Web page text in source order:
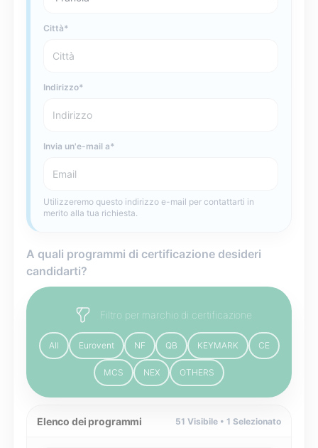
Città
Indirizzo
Invia un'e-mail a
Utilizzeremo questo indirizzo e-mail per contattarti in
merito alla tua richiesta.
A quali programmi di certificazione desideri
candidarti?
Filtro per marchio di certificazione
All Eurovent NF QB KEYMARK CE
MCS NEX OTHERS
Elenco dei programmi 51 Visibile •1 Selezionato